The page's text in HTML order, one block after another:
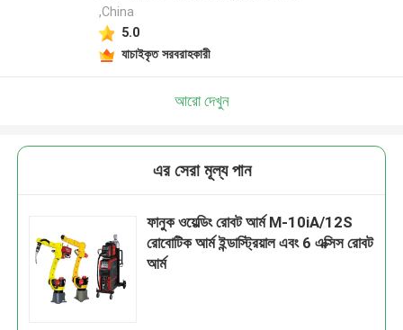
,China
5.0
যাচাইকৃত সরবরাহকারী
আরো দেখুন
এর সেরা মূল্য পান
ফানুক ওয়েল্ডিং রোবট আর্ম M-10iA/12S
রোবোটিক আর্ম ইন্ডাস্ট্রিয়াল এবং 6 এক্সিস রোবট
আর্ম